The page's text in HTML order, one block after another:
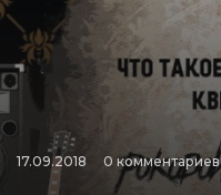
17.09.2018 0 комментариев